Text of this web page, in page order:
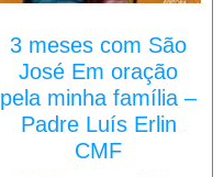
3 meses com São
José Em oração
pela minha família –
Padre Luís Erlin
CMF